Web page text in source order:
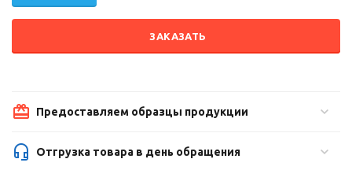
ЗАКАЗАТЬ
Предоставляем образцы продукции
Отгрузка товара в день обращения